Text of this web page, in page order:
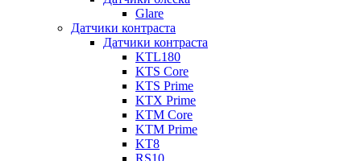
Glare
Датчики контраста
Датчики контраста
KTL180
KTS Core
KTS Prime
KTX Prime
KTM Core
KTM Prime
KT8
RS10